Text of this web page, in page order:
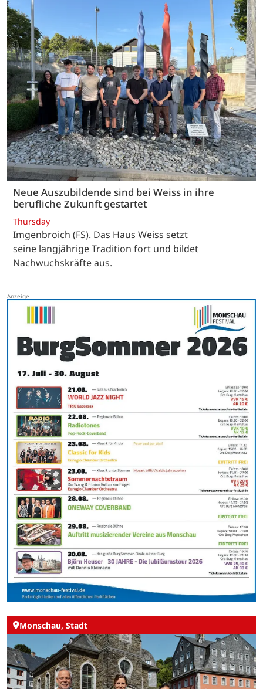
Neue Auszubildende sind bei Weiss in ihre
berufliche Zukunft gestartet
Thursday
Imgenbroich (FS). Das Haus Weiss setzt
seine langjährige Tradition fort und bildet
Nachwuchskräfte aus.
Monschau, Stadt